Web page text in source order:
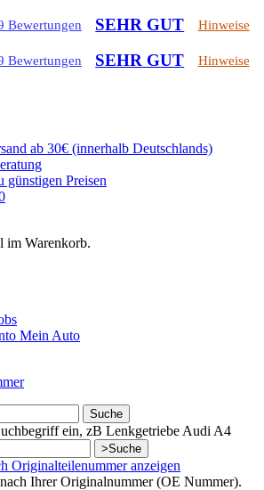
Bewertungen SEHR GUT Hinweise
Bewertungen SEHR GUT Hinweise
ab 30€ (innerhalb Deutschlands)
günstigen Preisen
im Warenkorb.
Mein Auto
Suche
ein, zB Lenkgetriebe Audi A4
>Suche
Originalteilenummer anzeigen
Ihrer Originalnummer (OE Nummer).